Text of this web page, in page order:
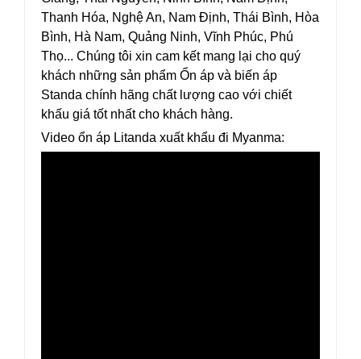
Thanh Hóa, Nghệ An, Nam Định, Thái Bình, Hòa
Bình, Hà Nam, Quảng Ninh, Vĩnh Phúc, Phú
Thọ... Chúng tôi xin cam kết mang lại cho quý
khách những sản phẩm Ổn áp và biến áp
Standa chính hãng chất lượng cao với chiết
khấu giá tốt nhất cho khách hàng.
Video ổn áp Litanda xuất khẩu đi Myanma: